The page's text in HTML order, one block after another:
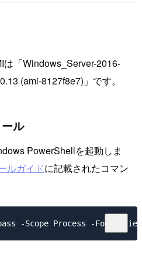
「Windows_Server-2016-
(ami-8127f8e7)」です。
ル
PowerShellを起動しま
ルガイドに記載されたコマン